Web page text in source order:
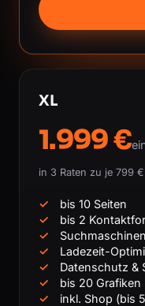
XL
1.999 €
in 3 Raten zu je 799
bis 10 Seiten
bis 2
Ladezeit-
Datenschutz &
bis 20 Grafiken
inkl. Shop (bis